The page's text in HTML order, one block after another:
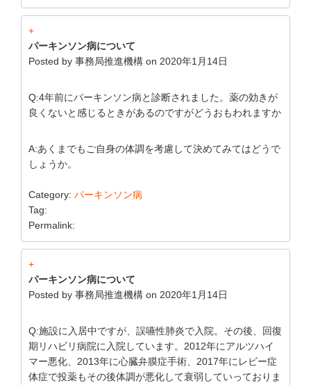
+
パーキンソン病について
Posted by 事務局推進機構 on 2020年1月14日
Q:4年前にパーキンソン病と診断されました。薬の効きが
良くないと感じるときがあるのですがどうおもわれますか
A:あくまでもご自身の体調を考慮して決めてみてはどうで
しょうか。
Category: パーキンソン病
Tag:
Permalink:
+
パーキンソン病について
Posted by 事務局推進機構 on 2020年1月14日
Q:施設に入居中ですが、誤嚥性肺炎で入院。その後、回復
期リハビリ病院に入院しています。2012年にアルツハイ
マー悪化、2013年に心臓弁膜症手術、2017年にレビー症
体症で投薬もその後体調が悪化して衰弱していっておりま